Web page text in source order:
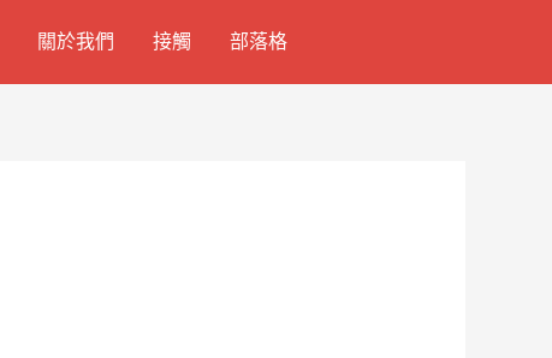
關於我們 接觸 部落格